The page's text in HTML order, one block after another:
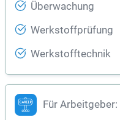
Überwachung
Werkstoffprüfung
Werkstofftechnik
Für Arbeitgeber: